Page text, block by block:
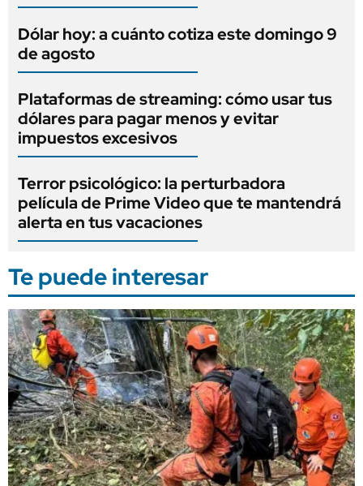
Dólar hoy: a cuánto cotiza este domingo 9
de agosto
Plataformas de streaming: cómo usar tus
dólares para pagar menos y evitar
impuestos excesivos
Terror psicológico: la perturbadora
película de Prime Video que te mantendrá
alerta en tus vacaciones
Te puede interesar